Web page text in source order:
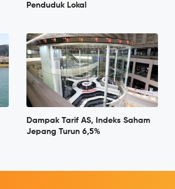
Penduduk Lokal
Dampak Tarif AS, Indeks Saham
Jepang Turun 6,5%